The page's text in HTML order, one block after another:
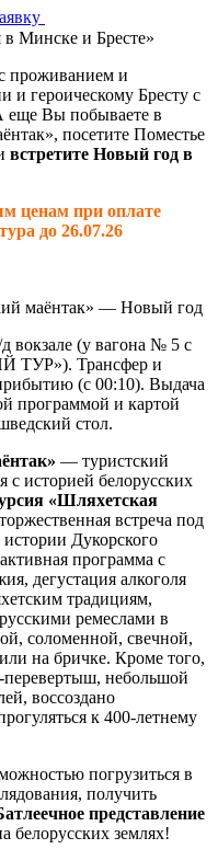
Минске и Бресте»
проживанием и
и героическому Бресту с
еще Вы побываете в
посетите Поместье
встретите Новый год в
ценам при оплате
до 26.07.26
маёнтак» — Новый год
вокзале (у вагона № 5 с
ТУР»). Трансфер и
(с 00:10). Выдача
программой и картой
стол.
— туристский
с историей белорусских
«Шляхетская
встреча под
Дукорского
программа с
дегустация алкоголя
традициям,
ремеслами в
соломенной, свечной,
на бричке. Кроме того,
перевертыш, небольшой
воссоздано
к 400-летнему
погрузиться в
получить
представление
белорусских землях!